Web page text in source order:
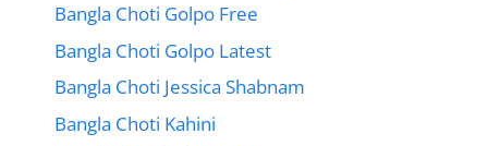
Bangla Choti Golpo Free
Bangla Choti Golpo Latest
Bangla Choti Jessica Shabnam
Bangla Choti Kahini